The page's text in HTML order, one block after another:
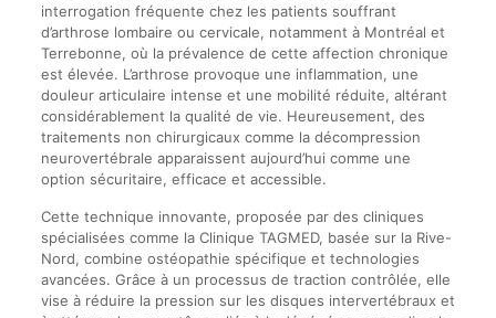
interrogation fréquente chez les patients souffrant
d’arthrose lombaire ou cervicale, notamment à Montréal et
Terrebonne, où la prévalence de cette affection chronique
est élevée. L’arthrose provoque une inflammation, une
douleur articulaire intense et une mobilité réduite, altérant
considérablement la qualité de vie. Heureusement, des
traitements non chirurgicaux comme la décompression
neurovertébrale apparaissent aujourd’hui comme une
option sécuritaire, efficace et accessible.
Cette technique innovante, proposée par des cliniques
spécialisées comme la Clinique TAGMED, basée sur la Rive-
Nord, combine ostéopathie spécifique et technologies
avancées. Grâce à un processus de traction contrôlée, elle
vise à réduire la pression sur les disques intervertébraux et